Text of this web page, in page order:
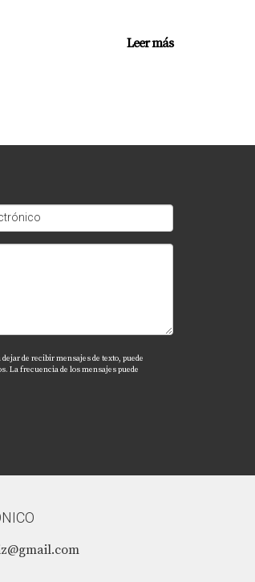
tienes interés o
Leer más
de recibir mensajes de texto, puede
La frecuencia de los mensajes puede